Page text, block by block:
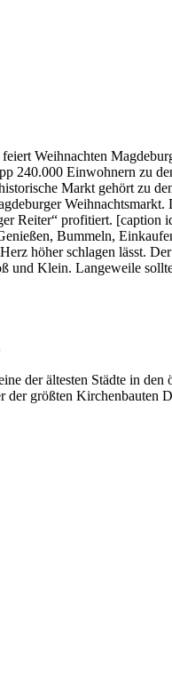
Weihnachten
240.000 Einwohnern zu
Markt gehört zu
Reiter“ profitiert.
Bummeln,
höher schlagen lässt.
und Klein. Langeweile
der ältesten Städte in
größten